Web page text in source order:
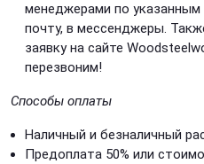
менеджерами по
почту, в мессенджеры.
заявку на сайте
перезвоним!
Способы оплаты
Наличный и безналичный
Предоплата 50% или